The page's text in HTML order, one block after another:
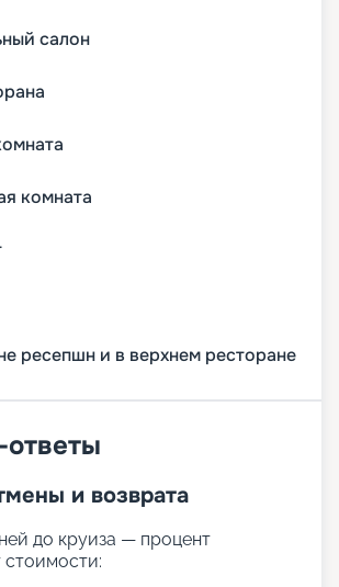
салон
комната
ресепшн и в верхнем ресторане
и возврата
до круиза — процент